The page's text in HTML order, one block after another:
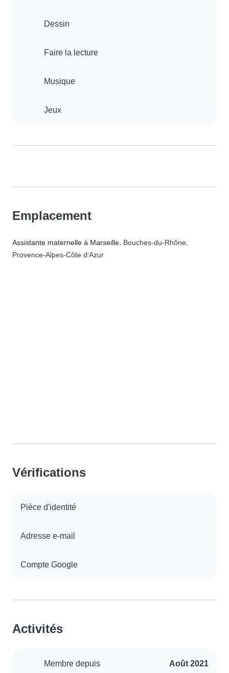
Dessin
Faire la lecture
Musique
Jeux
Emplacement
Assistante maternelle à Marseille , Bouches-du-Rhône,
Provence-Alpes-Côte d'Azur
Vérifications
Pièce d'identité
Adresse e-mail
Compte Google
Activités
Membre depuis Août 2021